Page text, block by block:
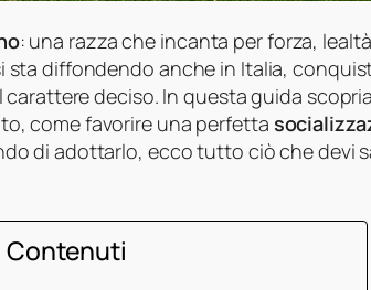
: una razza che incanta per forza,
sta diffondendo anche in Italia,
carattere deciso. In questa guida
come favorire una perfetta
di adottarlo, ecco tutto ciò che devi
Contenuti